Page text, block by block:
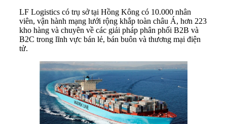
LF Logistics có trụ sở tại Hồng Kông có 10.000 nhân
viên, vận hành mạng lưới rộng khắp toàn châu Á, hơn 223
kho hàng và chuyên về các giải pháp phân phối B2B và
B2C trong lĩnh vực bán lẻ, bán buôn và thương mại điện
tử.